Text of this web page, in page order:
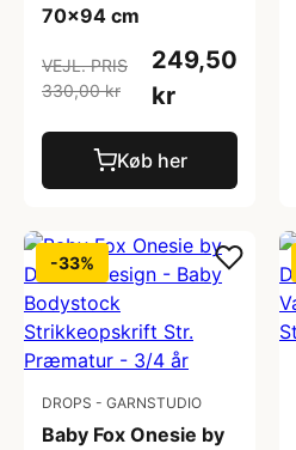
70x94 cm
VEJL. PRIS
330,00 kr
249,50
kr
Køb her
-33%
DROPS - GARNSTUDIO
Baby Fox Onesie by